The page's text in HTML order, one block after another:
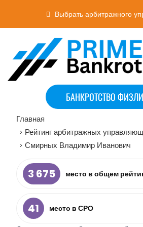
Выбрать арбитражного
БАНКРОТСТВО
Главная
> Рейтинг арбитражных
> Смирных Владимир Иванович
3 675 место в общем
41
место в СРО